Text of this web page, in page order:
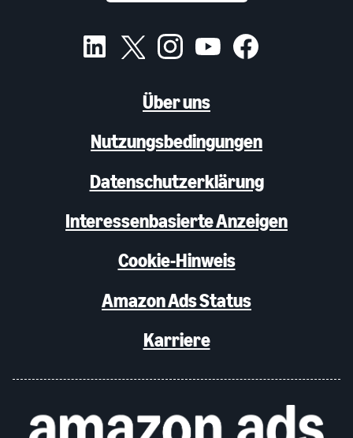
Über uns
Nutzungsbedingungen
Datenschutzerklärung
Interessenbasierte Anzeigen
Cookie-Hinweis
Amazon Ads Status
Karriere